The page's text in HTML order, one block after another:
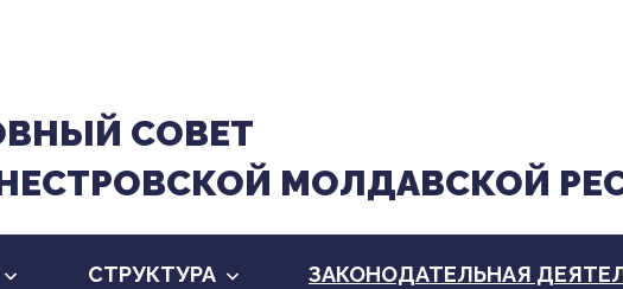
CОВЕТ
МОЛДАВСКОЙ
CТРУКТУРА ЗАКОНОДАТЕЛЬНАЯ